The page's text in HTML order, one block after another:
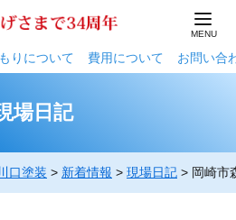
りについて 費用について お問い合
場日記
口塗装 > 新着情報 > 現場日記 > 岡崎